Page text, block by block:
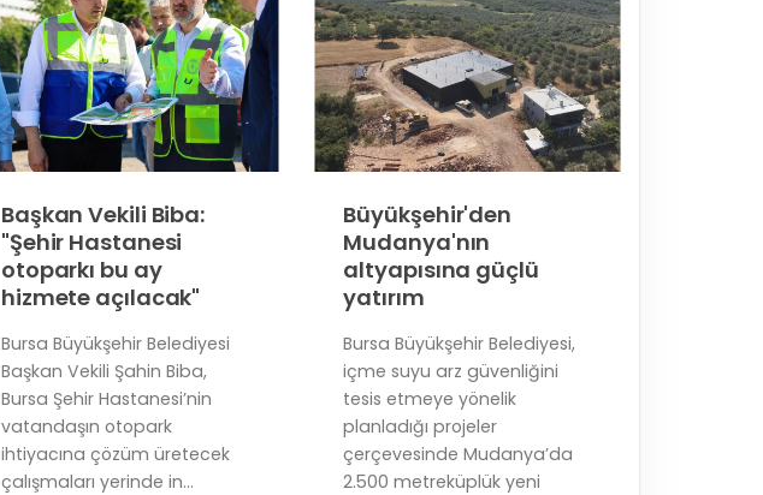
Başkan Vekili Biba:
"Şehir Hastanesi
otoparkı bu ay
hizmete açılacak"
Bursa Büyükşehir Belediyesi
Başkan Vekili Şahin Biba,
Bursa Şehir Hastanesi’nin
vatandaşın otopark
ihtiyacına çözüm üretecek
çalışmaları yerinde in...
Büyükşehir'den
Mudanya'nın
altyapısına güçlü
yatırım
Bursa Büyükşehir Belediyesi,
içme suyu arz güvenliğini
tesis etmeye yönelik
planladığı projeler
çerçevesinde Mudanya’da
2.500 metreküplük yeni